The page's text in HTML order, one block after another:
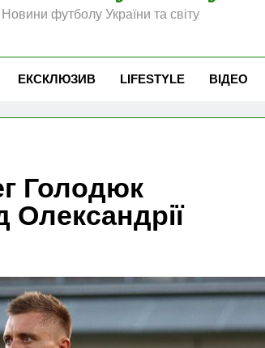
Новини футболу України та світу
ЕКСКЛЮЗИВ LIFESTYLE ВІДЕО
Голодюк
Олександрії